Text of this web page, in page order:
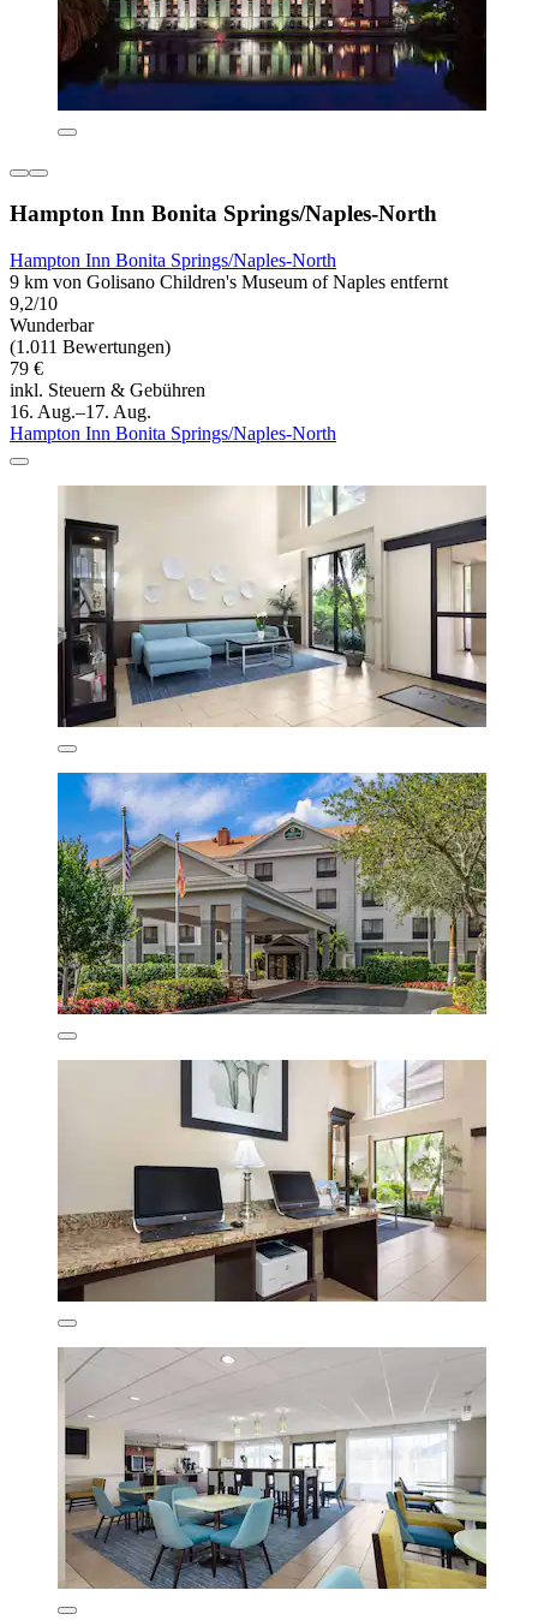
Hampton Inn Bonita Springs/Naples-North
Hampton Inn Bonita Springs/Naples-North
9 km von Golisano Children's Museum of Naples entfernt
9,2/10
Wunderbar
(1.011 Bewertungen)
79 €
inkl. Steuern & Gebühren
16. Aug.–17. Aug.
Hampton Inn Bonita Springs/Naples-North